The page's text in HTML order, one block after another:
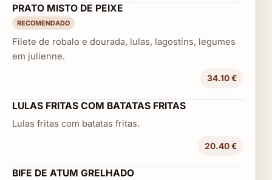
PRATO MISTO DE PEIXE
RECOMENDADO
Filete de robalo e dourada, lulas, lagostins, legumes
em julienne.
34.10 €
LULAS FRITAS COM BATATAS FRITAS
Lulas fritas com batatas fritas.
20.40 €
BIFE DE ATUM GRELHADO